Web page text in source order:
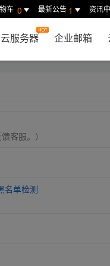
车 0 最新公告 1 资讯
云服务器 企业邮箱
客服。）
名单检测